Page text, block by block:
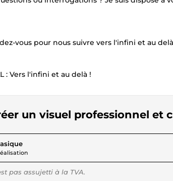
vous pour nous suivre vers l'infini et au
: Vers l'infini et au delà !
un visuel professionnel et
pour 17,29 $US
pas assujetti à la TVA.